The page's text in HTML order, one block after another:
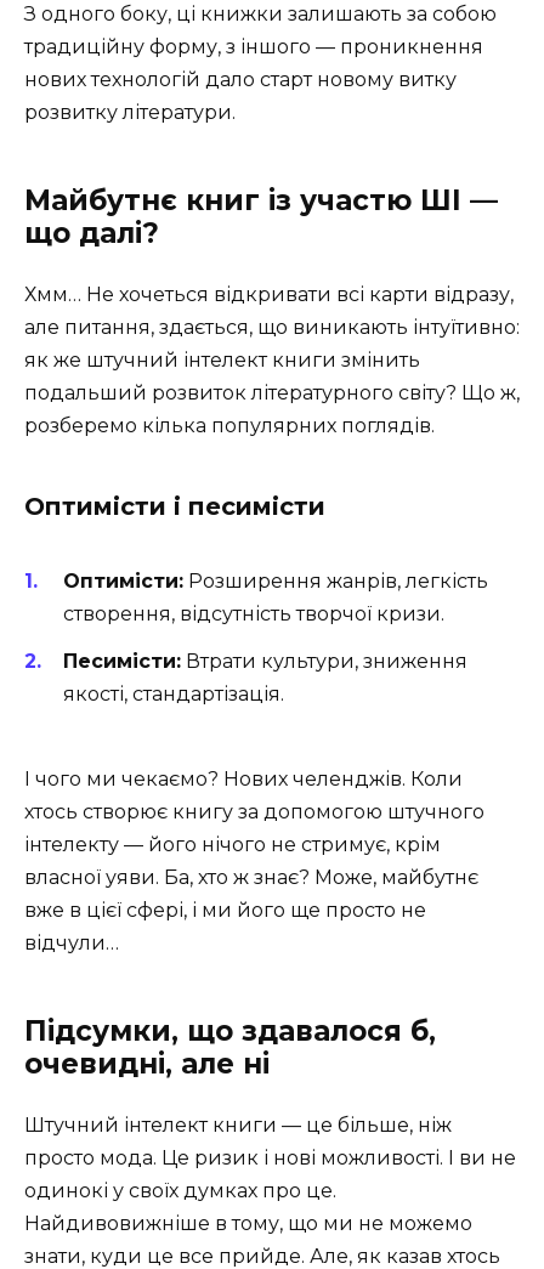
З одного боку, ці книжки залишають за собою
традиційну форму, з іншого — проникнення
нових технологій дало старт новому витку
розвитку літератури.
Майбутнє книг із участю ШІ —
що далі?
Хмм… Не хочеться відкривати всі карти відразу,
але питання, здається, що виникають інтуїтивно:
як же штучний інтелект книги змінить
подальший розвиток літературного світу? Що ж,
розберемо кілька популярних поглядів.
Оптимісти і песимісти
Оптимісти: Розширення жанрів, легкість
створення, відсутність творчої кризи.
Песимісти: Втрати культури, зниження
якості, стандартізація.
І чого ми чекаємо? Нових челенджів. Коли
хтось створює книгу за допомогою штучного
інтелекту — його нічого не стримує, крім
власної уяви. Ба, хто ж знає? Може, майбутнє
вже в цієї сфері, і ми його ще просто не
відчули…
Підсумки, що здавалося б,
очевидні, але ні
Штучний інтелект книги — це більше, ніж
просто мода. Це ризик і нові можливості. І ви не
одинокі у своїх думках про це.
Найдивовижніше в тому, що ми не можемо
знати, куди це все прийде. Але, як казав хтось